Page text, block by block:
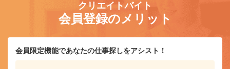
クリエイトバイト
会員登録のメリット
会員限定機能であなたの仕事探しをアシスト！